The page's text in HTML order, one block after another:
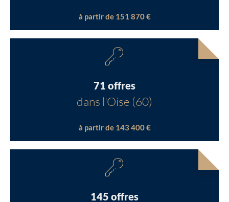
à partir de 151 870 €
71 offres
dans l'Oise (60)
à partir de 143 400 €
145 offres